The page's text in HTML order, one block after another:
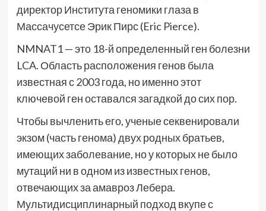
директор Института геномики глаза в
Массачусетсе Эрик Пирс (Eric Pierce).
NMNAT1 — это 18-й определенный ген болезни
LCA. Область расположения генов была
известная с 2003 года, но именно этот
ключевой ген оставался загадкой до сих пор.
Чтобы вычленить его, ученые секвенировали
экзом (часть генома) двух родных братьев,
имеющих заболевание, но у которых не было
мутаций ни в одном из известных генов,
отвечающих за амавроз Лебера.
Мультидисциплинарный подход вкупе с